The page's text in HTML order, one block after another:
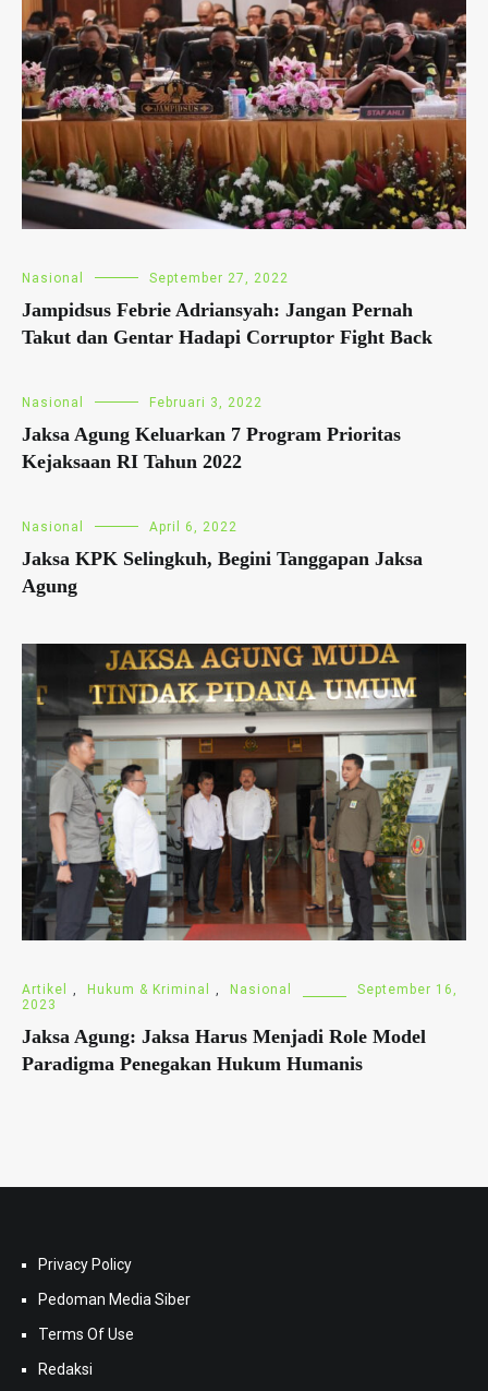
Nasional September 27, 2022
Jampidsus Febrie Adriansyah: Jangan Pernah
Takut dan Gentar Hadapi Corruptor Fight Back
Nasional Februari 3, 2022
Jaksa Agung Keluarkan 7 Program Prioritas
Kejaksaan RI Tahun 2022
Nasional April 6, 2022
Jaksa KPK Selingkuh, Begini Tanggapan Jaksa
Agung
Artikel , Hukum & Kriminal , Nasional
September 16,
2023
Jaksa Agung: Jaksa Harus Menjadi Role Model
Paradigma Penegakan Hukum Humanis
Privacy Policy
Pedoman Media Siber
Terms Of Use
Redaksi